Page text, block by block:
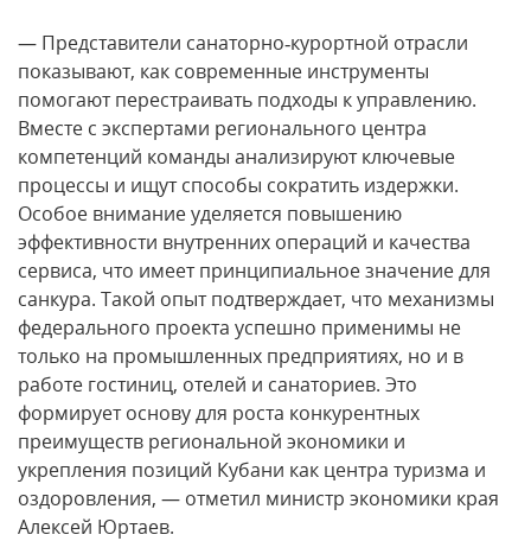
— Представители санаторно‑курортной отрасли
показывают, как современные инструменты
помогают перестраивать подходы к управлению.
Вместе с экспертами регионального центра
компетенций команды анализируют ключевые
процессы и ищут способы сократить издержки.
Особое внимание уделяется повышению
эффективности внутренних операций и качества
сервиса, что имеет принципиальное значение для
санкура. Такой опыт подтверждает, что механизмы
федерального проекта успешно применимы не
только на промышленных предприятиях, но и в
работе гостиниц, отелей и санаториев. Это
формирует основу для роста конкурентных
преимуществ региональной экономики и
укрепления позиций Кубани как центра туризма и
оздоровления, — отметил министр экономики края
Алексей Юртаев.